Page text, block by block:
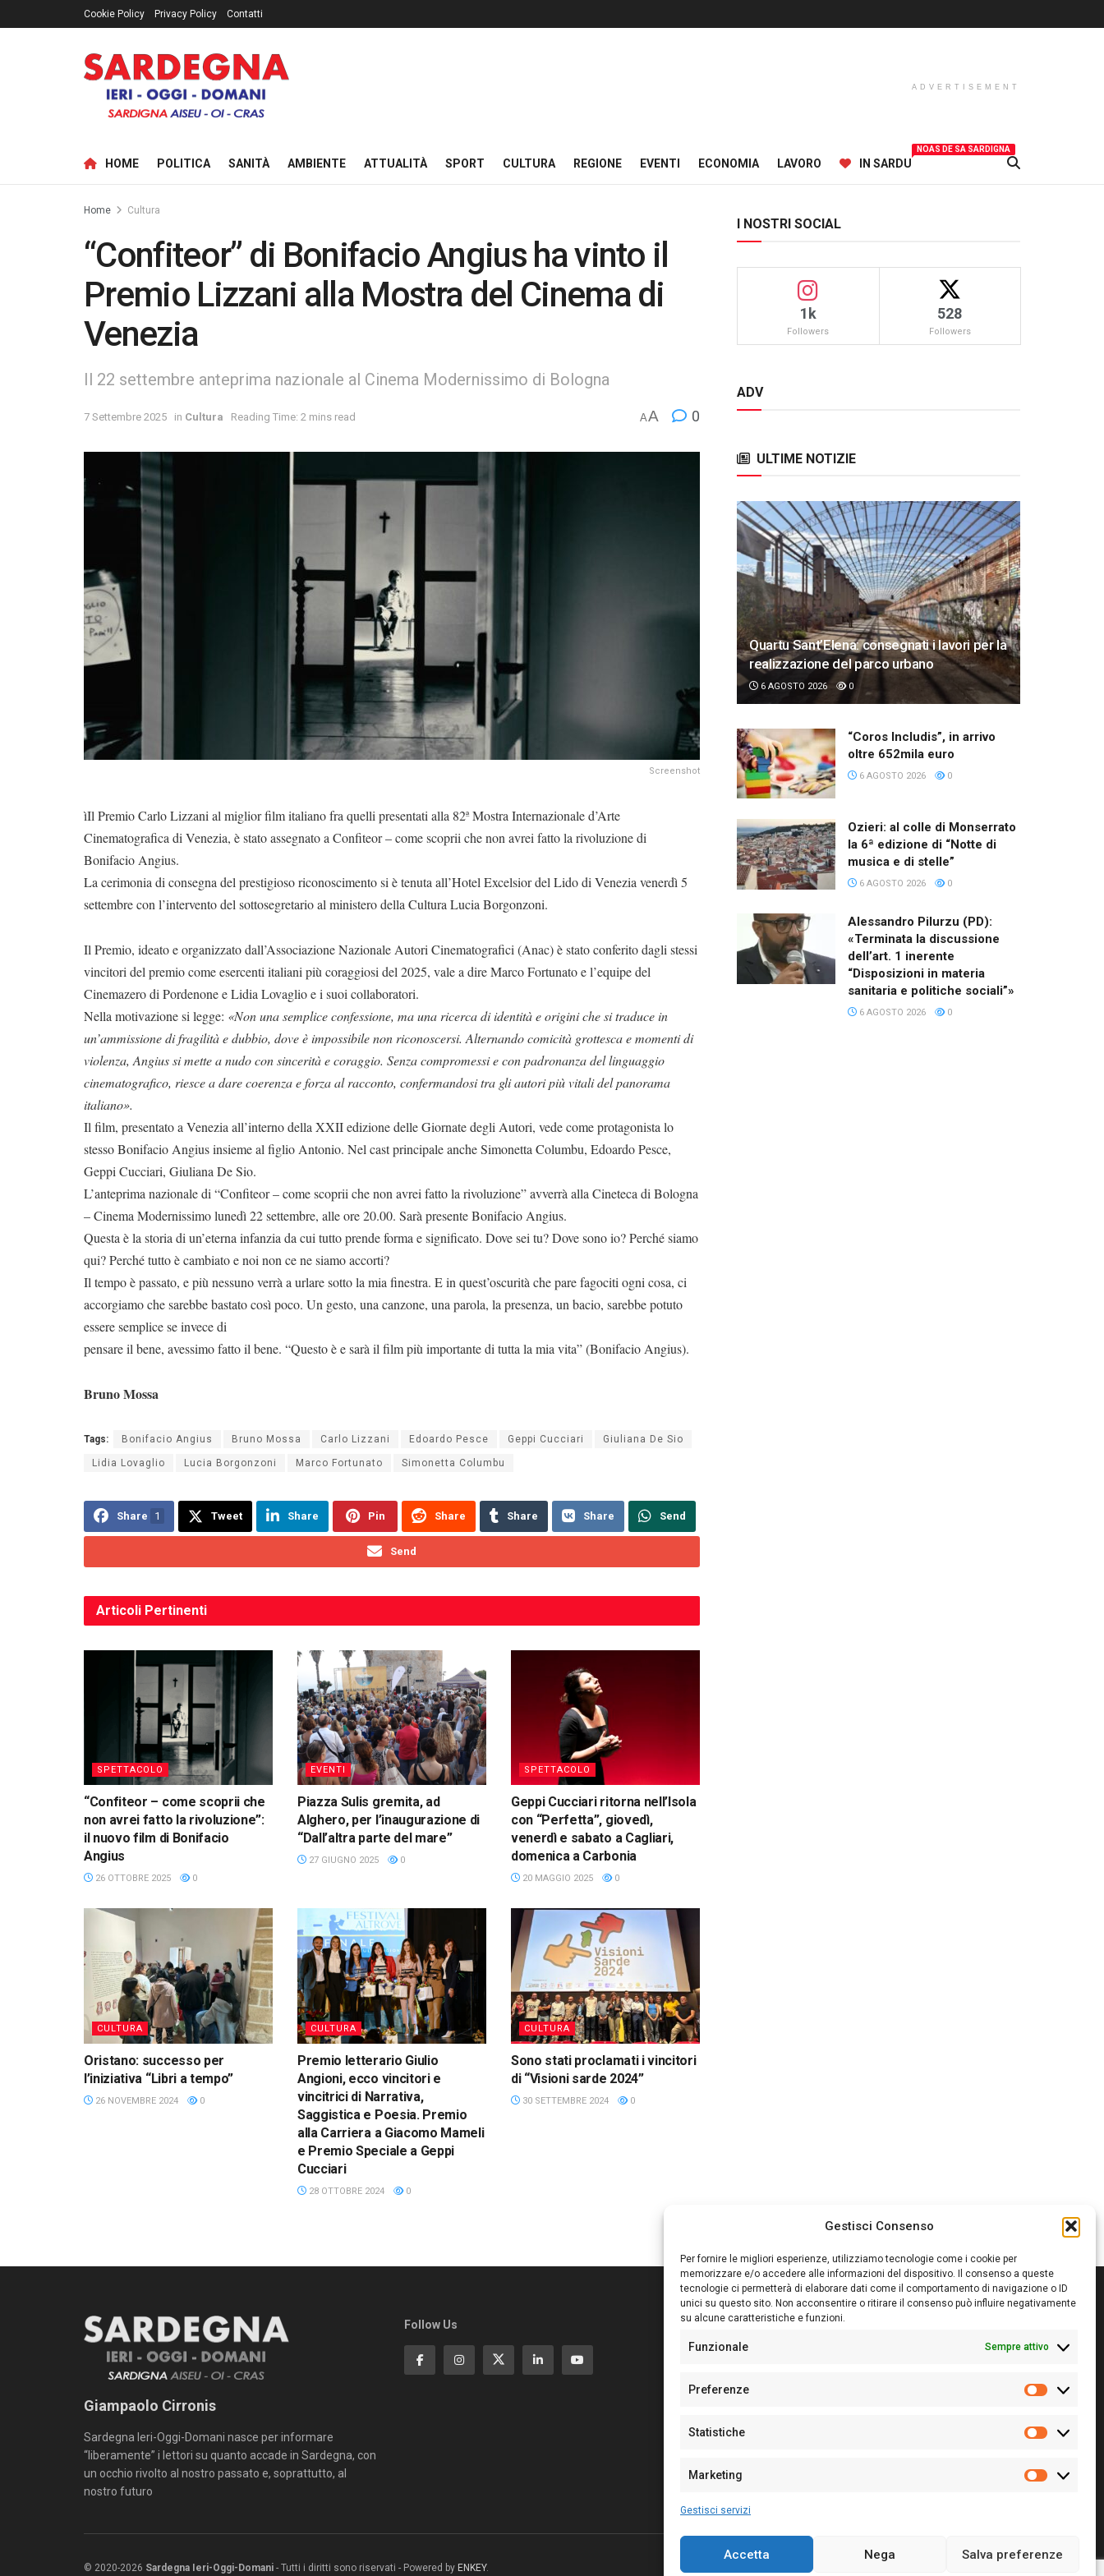
Gestisci Consenso
Per fornire le migliori esperienze, utilizziamo tecnologie come i cookie per
memorizzare e/o accedere alle informazioni del dispositivo. Il consenso a queste
tecnologie ci permetterà di elaborare dati come il comportamento di navigazione o ID
unici su questo sito. Non acconsentire o ritirare il consenso può influire negativamente
su alcune caratteristiche e funzioni.
Funzionale Sempre attivo
Preferenze
Statistiche
Statistiche
Marketing
Marketing
Gestisci servizi
Accetta Nega Salva preferenze
Cookie Policy Privacy Policy Contatti
ADVERTISEMENT
HOME POLITICA SANITÀ AMBIENTE ATTUALITÀ SPORT CULTURA REGIONE EVENTI ECONOMIA LAVORO IN SARDU
NOAS DE SA SARDIGNA
Home Cultura
“Confiteor” di Bonifacio Angius ha vinto il
Premio Lizzani alla Mostra del Cinema di
Venezia
Il 22 settembre anteprima nazionale al Cinema Modernissimo di Bologna
7 Settembre 2025 in Cultura Reading Time: 2 mins read AA 0
Screenshot
ìIl Premio Carlo Lizzani al miglior film italiano fra quelli presentati alla 82ª Mostra Internazionale d’Arte
Cinematografica di Venezia, è stato assegnato a Confiteor – come scoprii che non avrei fatto la rivoluzione di
Bonifacio Angius.
La cerimonia di consegna del prestigioso riconoscimento si è tenuta all’Hotel Excelsior del Lido di Venezia venerdì 5
settembre con l’intervento del sottosegretario al ministero della Cultura Lucia Borgonzoni.
Il Premio, ideato e organizzato dall’Associazione Nazionale Autori Cinematografici (Anac) è stato conferito dagli stessi
vincitori del premio come esercenti italiani più coraggiosi del 2025, vale a dire Marco Fortunato e l’equipe del
Cinemazero di Pordenone e Lidia Lovaglio e i suoi collaboratori.
Nella motivazione si legge: «Non una semplice confessione, ma una ricerca di identità e origini che si traduce in
un’ammissione di fragilità e dubbio, dove è impossibile non riconoscersi. Alternando comicità grottesca e momenti di
violenza, Angius si mette a nudo con sincerità e coraggio. Senza compromessi e con padronanza del linguaggio
cinematografico, riesce a dare coerenza e forza al racconto, confermandosi tra gli autori più vitali del panorama
italiano».
Il film, presentato a Venezia all’interno della XXII edizione delle Giornate degli Autori, vede come protagonista lo
stesso Bonifacio Angius insieme al figlio Antonio. Nel cast principale anche Simonetta Columbu, Edoardo Pesce,
Geppi Cucciari, Giuliana De Sio.
L’anteprima nazionale di “Confiteor – come scoprii che non avrei fatto la rivoluzione” avverrà alla Cineteca di Bologna
– Cinema Modernissimo lunedì 22 settembre, alle ore 20.00. Sarà presente Bonifacio Angius.
Questa è la storia di un’eterna infanzia da cui tutto prende forma e significato. Dove sei tu?Dove sono io? Perché siamo
qui? Perché tutto è cambiato e noi non ce ne siamo accorti?
Il tempo è passato, e più nessuno verrà a urlare sotto la mia finestra. E in quest’oscurità che pare fagociti ogni cosa, ci
accorgiamo che sarebbe bastato così poco. Un gesto, una canzone, una parola, la presenza, un bacio, sarebbe potuto
essere semplice se invece di
pensare il bene, avessimo fatto il bene. “Questo è e sarà il film più importante di tutta la mia vita” (Bonifacio Angius).
Bruno Mossa
Tags: Bonifacio Angius Bruno Mossa Carlo Lizzani Edoardo Pesce Geppi Cucciari Giuliana De Sio
Lidia Lovaglio Lucia Borgonzoni Marco Fortunato Simonetta Columbu
Share 1 Tweet Share Pin Share Share Share Send
Send
Articoli Pertinenti
SPETTACOLO
“Confiteor – come scoprii che
non avrei fatto la rivoluzione”:
il nuovo film di Bonifacio
Angius
26 OTTOBRE 2025 0
EVENTI
Piazza Sulis gremita, ad
Alghero, per l’inaugurazione di
“Dall’altra parte del mare”
27 GIUGNO 2025 0
SPETTACOLO
Geppi Cucciari ritorna nell’Isola
con “Perfetta”, giovedì,
venerdì e sabato a Cagliari,
domenica a Carbonia
20 MAGGIO 2025 0
CULTURA
Oristano: successo per
l’iniziativa “Libri a tempo”
26 NOVEMBRE 2024 0
CULTURA
Premio letterario Giulio
Angioni, ecco vincitori e
vincitrici di Narrativa,
Saggistica e Poesia. Premio
alla Carriera a Giacomo Mameli
e Premio Speciale a Geppi
Cucciari
28 OTTOBRE 2024 0
CULTURA
Sono stati proclamati i vincitori
di “Visioni sarde 2024”
30 SETTEMBRE 2024 0
I NOSTRI SOCIAL
1k
Followers
528
Followers
ADV
ULTIME NOTIZIE
Quartu Sant’Elena: consegnati i lavori per la
realizzazione del parco urbano
6 AGOSTO 2026 0
“Coros Includis”, in arrivo
oltre 652mila euro
6 AGOSTO 2026 0
Ozieri: al colle di Monserrato
la 6ª edizione di “Notte di
musica e di stelle”
6 AGOSTO 2026 0
Alessandro Pilurzu (PD):
«Terminata la discussione
dell’art. 1 inerente
“Disposizioni in materia
sanitaria e politiche sociali”»
6 AGOSTO 2026 0
Giampaolo Cirronis
Sardegna Ieri-Oggi-Domani nasce per informare
“liberamente” i lettori su quanto accade in Sardegna, con
un occhio rivolto al nostro passato e, soprattutto, al
nostro futuro
Follow Us Editore:Giampaolo Cirronis Ditta individuale
Sede:
N° di iscrizione al ROC:
N° 128/2020 del 10/02/2020
Per la Pubblicità:
© 2020-2026 Sardegna Ieri-Oggi-Domani - Tutti i diritti sono riservati - Powered by ENKEY.